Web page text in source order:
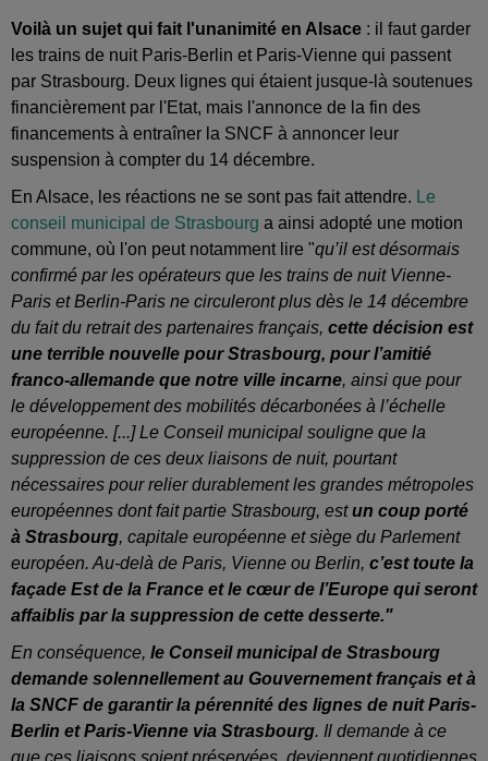
Voilà un sujet qui fait l'unanimité en Alsace : il faut garder
les trains de nuit Paris-Berlin et Paris-Vienne qui passent
par Strasbourg. Deux lignes qui étaient jusque-là soutenues
financièrement par l'Etat, mais l'annonce de la fin des
financements à entraîner la SNCF à annoncer leur
suspension à compter du 14 décembre.
En Alsace, les réactions ne se sont pas fait attendre. Le
conseil municipal de Strasbourg a ainsi adopté une motion
commune, où l'on peut notamment lire "qu’il est désormais
confirmé par les opérateurs que les trains de nuit Vienne-
Paris et Berlin-Paris ne circuleront plus dès le 14 décembre
du fait du retrait des partenaires français, cette décision est
une terrible nouvelle pour Strasbourg, pour l’amitié
franco-allemande que notre ville incarne, ainsi que pour
le développement des mobilités décarbonées à l’échelle
européenne. [...]Le Conseil municipal souligne que la
suppression de ces deux liaisons de nuit, pourtant
nécessaires pour relier durablement les grandes métropoles
européennes dont fait partie Strasbourg, estun coup porté
à Strasbourg, capitale européenne et siège du Parlement
européen. Au-delà de Paris, Vienne ou Berlin, c’est toute la
façade Est de la France et le cœur de l’Europe qui seront
affaiblis par la suppression de cette desserte."
En conséquence, le Conseil municipal de Strasbourg
demande solennellement au Gouvernement français et à
la SNCF de garantir la pérennité des lignes de nuit Paris-
Berlin et Paris-Vienne via Strasbourg. Il demande à ce
que ces liaisons soient préservées, deviennent quotidiennes